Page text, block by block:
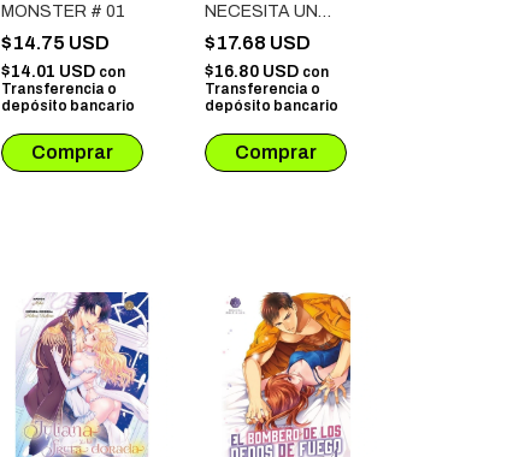
MONSTER # 01
$14.75 USD
$14.01 USD con
Transferencia o
depósito bancario
NECESITA UN
DESCANSO # 02
$17.68 USD
$16.80 USD con
Transferencia o
depósito bancario